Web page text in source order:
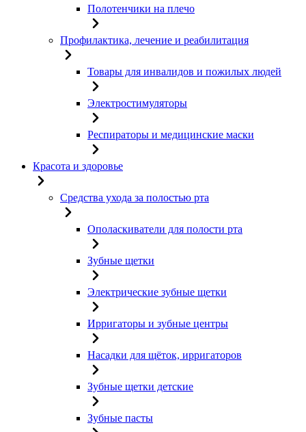
Полотенчики на плечо
Профилактика, лечение и реабилитация
Товары для инвалидов и пожилых людей
Электростимуляторы
Респираторы и медицинские маски
Красота и здоровье
Средства ухода за полостью рта
Ополаскиватели для полости рта
Зубные щетки
Электрические зубные щетки
Ирригаторы и зубные центры
Насадки для щёток, ирригаторов
Зубные щетки детские
Зубные пасты